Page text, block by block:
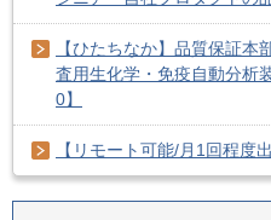
【ひたちなか】品質保証
査用生化学・免疫自動分
0】
【リモート可能/月1回程度